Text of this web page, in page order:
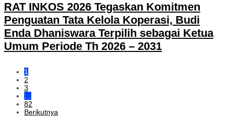
RAT INKOS 2026 Tegaskan Komitmen
Penguatan Tata Kelola Koperasi, Budi
Enda Dhaniswara Terpilih sebagai Ketua
Umum Periode Th 2026 – 2031
1
2
3
…
82
Berikutnya